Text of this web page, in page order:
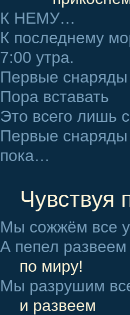
К НЕМУ…
К последнему
7:00 утра.
Первые
Пора вставать
Это всего лишь
Первые
пока…
Чувствуя
Мы сожжём все
А пепел развеем
по миру!
Мы разрушим
и развеем